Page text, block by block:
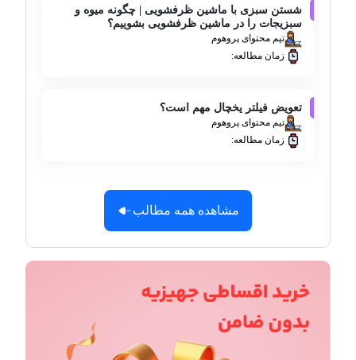
شستن سبزی با ماشین ظرفشویی | چگونه میوه و
سبزیجات را در ماشین ظرفشویی بشوییم؟
تیم محتوای پروهوم
زمان مطالعه:
تعویض فیلتر یخچال مهم است؟
تیم محتوای پروهوم
زمان مطالعه:
مشاهده همه مطالب